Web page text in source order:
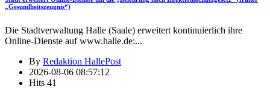
„Gesundheitszeugnis“)
Die Stadtverwaltung Halle (Saale) erweitert kontinuierlich ihre
Online-Dienste auf www.halle.de:...
By Redaktion HallePost
2026-08-06 08:57:12
Hits 41